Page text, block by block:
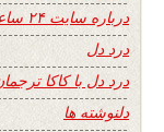
درباره سایت ۲۴ ساعت
درد دل
درد دل با کاکا
دلنوشته ها